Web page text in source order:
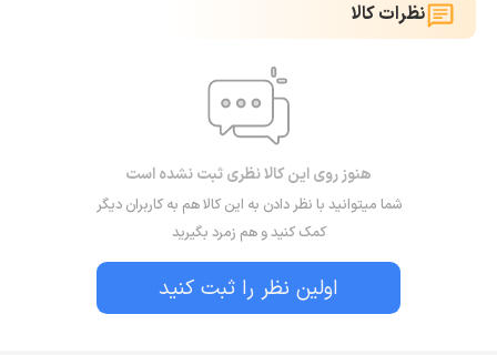
نظرات کالا
هنوز روی این کالا نظری ثبت نشده است
شما میتوانید با نظر دادن به این کالا هم به کاربران دیگر
کمک کنید و هم زمرد بگیرید
اولین نظر را ثبت کنید